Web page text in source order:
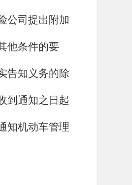
公司提出附加
他条件的要
告知义务的除
到通知之日起
知机动车管理